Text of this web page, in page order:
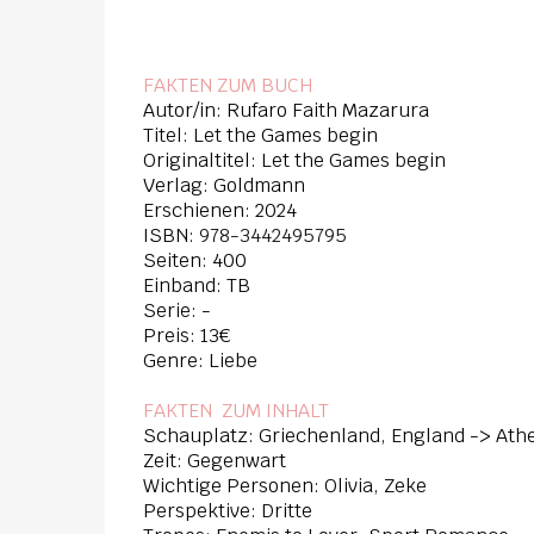
FAKTEN ZUM BUCH
Autor/in: Rufaro Faith Mazarura
Titel: Let the Games begin
Originaltitel: Let the Games begin
Verlag: Goldmann
Erschienen: 2024
ISBN: 978-3442495795
Seiten: 400
Einband: TB
Serie: -
Preis: 13€
Genre: Liebe
FAKTEN ZUM INHALT
Schauplatz: Griechenland, England ->
Zeit: Gegenwart
Wichtige Personen: Olivia, Zeke
Perspektive: Dritte